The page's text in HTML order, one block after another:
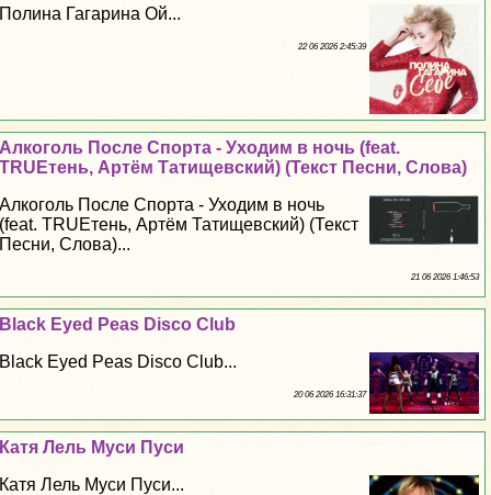
Полина Гагарина Ой...
22 06 2026 2:45:39
Алкоголь После Спорта - Уходим в ночь (feat.
TRUEтень, Артём Татищевский) (Текст Песни, Слова)
Алкоголь После Спорта - Уходим в ночь
(feat. TRUEтень, Артём Татищевский) (Текст
Песни, Слова)...
21 06 2026 1:46:53
Black Eyed Peas Disco Club
Black Eyed Peas Disco Club...
20 06 2026 16:31:37
Катя Лель Муси Пуси
Катя Лель Муси Пуси...